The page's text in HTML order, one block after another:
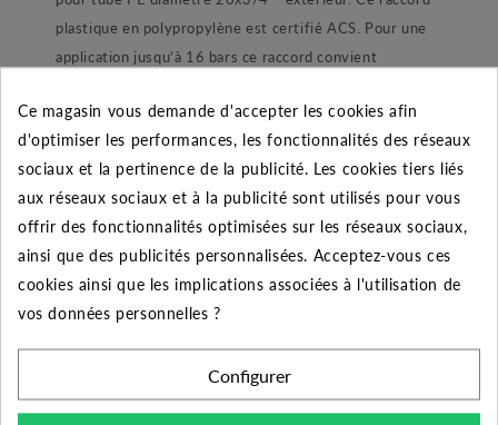
plastique en polypropylène est certifié ACS. Pour une
application jusqu’à 16 bars ce raccord convient
d’arrosage automatique enterré. Dans sa conception le
raccord est composé d’un joint torique lubrifié pour une
étanchéité parfaite. Ensuite nous retrouvons une bague
de blocage de joint afin de ne pas le perdre lors du
montage et démontage du raccord. Une bague de
blocage en POM blanc permettant de maintenir le tube.
Et enfin une bague de serrage ergonomique qui à pour
but de refermer et maintenir l’ensemble.
Conseil de montage :
Ce magasin vous demande d'accepter les cookies afin
d'optimiser les performances, les fonctionnalités des réseaux
sociaux et la pertinence de la publicité. Les cookies tiers liés
aux réseaux sociaux et à la publicité sont utilisés pour vous
offrir des fonctionnalités optimisées sur les réseaux sociaux,
ainsi que des publicités personnalisées. Acceptez-vous ces
cookies ainsi que les implications associées à l'utilisation de
vos données personnelles ?
Configurer